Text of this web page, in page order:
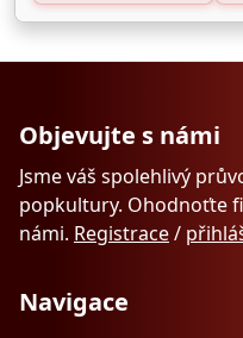
Objevujte s námi
Jsme váš spolehlivý
popkultury. Ohodnoťte
námi. Registrace/
Navigace